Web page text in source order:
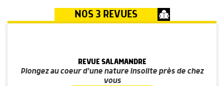
NOS 3 REVUES
REVUE SALAMANDRE
Plongez au coeur d'une nature insolite près de chez
vous